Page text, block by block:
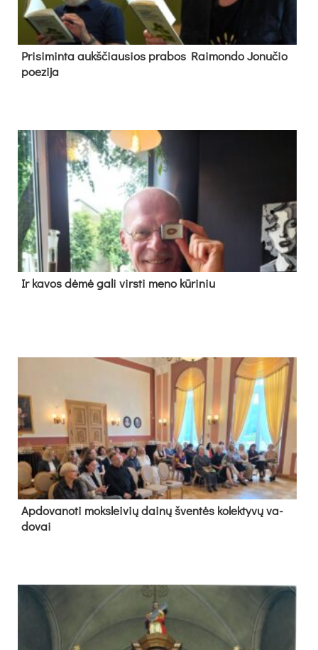
Pri­si­min­ta aukš­čiau­sios pra­bos Rai­mon­do Jo­nu­čio
poe­zi­ja
Ir ka­vos dė­mė ga­li virs­ti me­no kū­ri­niu
Ap­do­va­no­ti moks­lei­vių dai­nų šven­tės ko­lek­ty­vų va­
do­vai